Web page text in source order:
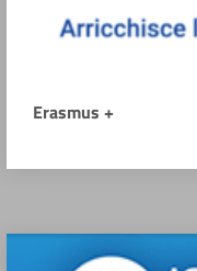
Erasmus +